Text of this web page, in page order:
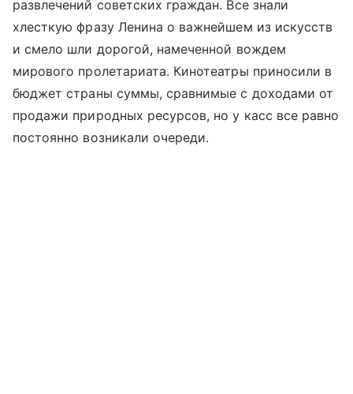
развлечений советских граждан. Все знали
хлесткую фразу Ленина о важнейшем из искусств
и смело шли дорогой, намеченной вождем
мирового пролетариата. Кинотеатры приносили в
бюджет страны суммы, сравнимые с доходами от
продажи природных ресурсов, но у касс все равно
постоянно возникали очереди.